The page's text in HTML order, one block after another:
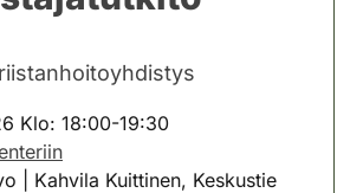
Klo: 18:00-19:30
| Kahvila Kuittinen, Keskustie